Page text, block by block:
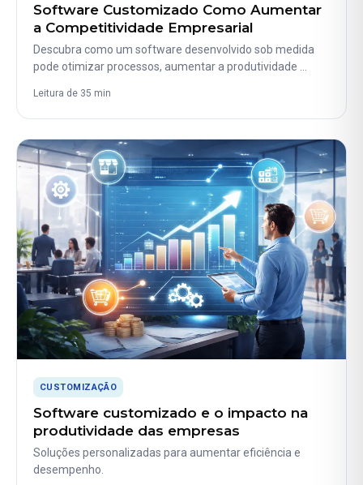
Software Customizado Como Aumentar
a Competitividade Empresarial
Descubra como um software desenvolvido sob medida
pode otimizar processos, aumentar a produtividade …
Leitura de 35 min
CUSTOMIZAÇÃO
Software customizado e o impacto na
produtividade das empresas
Soluções personalizadas para aumentar eficiência e
desempenho.